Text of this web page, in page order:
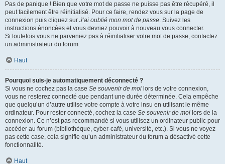
Pas de panique ! Bien que votre mot de passe ne puisse pas être récupéré, il
peut facilement être réinitialisé. Pour ce faire, rendez vous sur la page de
connexion puis cliquez sur J’ai oublié mon mot de passe. Suivez les
instructions énoncées et vous devriez pouvoir à nouveau vous connecter.
Si toutefois vous ne parveniez pas à réinitialiser votre mot de passe, contactez
un administrateur du forum.
Haut
Pourquoi suis-je automatiquement déconnecté ?
Si vous ne cochez pas la case Se souvenir de moi lors de votre connexion,
vous ne resterez connecté que pendant une durée déterminée. Cela empêche
que quelqu’un d’autre utilise votre compte à votre insu en utilisant le même
ordinateur. Pour rester connecté, cochez la case Se souvenir de moi lors de la
connexion. Ce n’est pas recommandé si vous utilisez un ordinateur public pour
accéder au forum (bibliothèque, cyber-café, université, etc.). Si vous ne voyez
pas cette case, cela signifie qu’un administrateur du forum a désactivé cette
fonctionnalité.
Haut